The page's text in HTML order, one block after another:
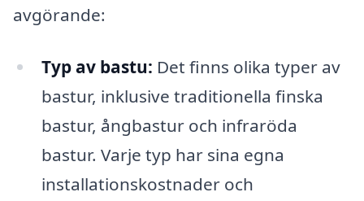
avgörande:
Typ av bastu: Det finns olika typer av
bastur, inklusive traditionella finska
bastur, ångbastur och infraröda
bastur. Varje typ har sina egna
installationskostnader och